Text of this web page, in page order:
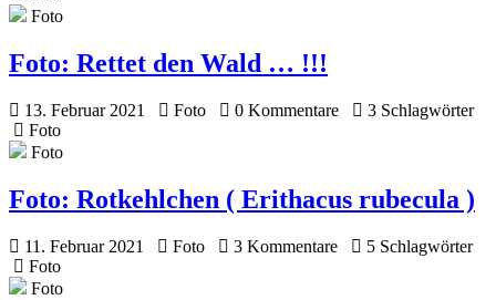
Foto
Foto: Rettet den Wald … !!!
13. Februar 2021 Foto 0 Kommentare
3 Schlagwörter
Foto
Foto
Foto: Rotkehlchen ( Erithacus rubecula )
11. Februar 2021 Foto 3 Kommentare
5 Schlagwörter
Foto
Foto